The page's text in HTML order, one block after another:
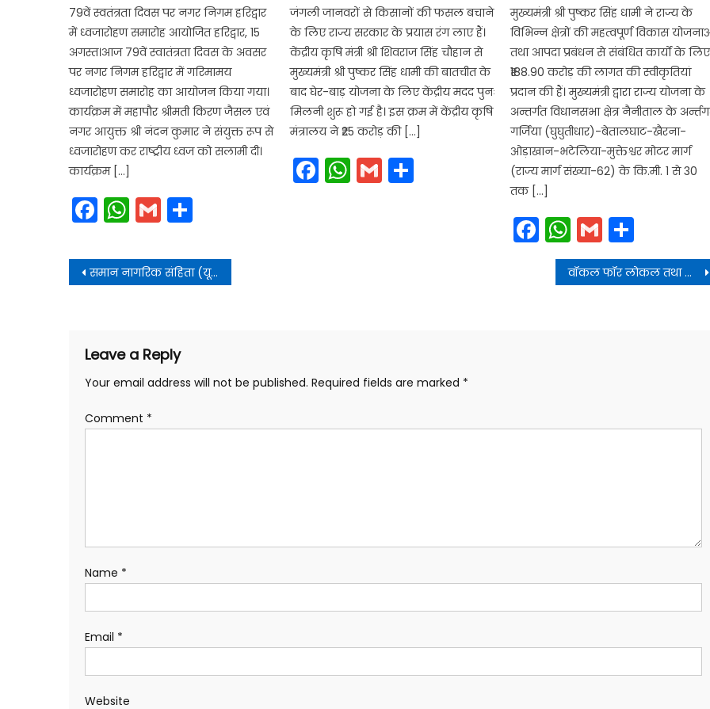
79वें स्वतंत्रता दिवस पर नगर निगम हरिद्वार
में ध्वजारोहण समारोह आयोजित हरिद्वार, 15
अगस्त।आज 79वें स्वातंत्रता दिवस के अवसर
पर नगर निगम हरिद्वार में गरिमामय
ध्वजारोहण समारोह का आयोजन किया गया।
कार्यक्रम में महापौर श्रीमती किरण जैसल एवं
नगर आयुक्त श्री नंदन कुमार ने संयुक्त रूप से
ध्वजारोहण कर राष्ट्रीय ध्वज को सलामी दी।
कार्यक्रम […]
Facebook
WhatsApp
Gmail
जंगली जानवरों से किसानों की फसल बचाने
के लिए राज्य सरकार के प्रयास रंग लाए हैं।
केंद्रीय कृषि मंत्री श्री शिवराज सिंह चौहान से
मुख्यमंत्री श्री पुष्कर सिंह धामी की बातचीत के
बाद घेर-बाड़ योजना के लिए केंद्रीय मदद पुनः
मिलनी शुरू हो गई है। इस क्रम में केंद्रीय कृषि
मंत्रालय ने ₹25 करोड़ की […]
Facebook
WhatsApp
GmailShare
मुख्यमंत्री श्री पुष्कर सिंह धामी ने राज्य के
विभिन्न क्षेत्रों की महत्वपूर्ण विकास
तथा आपदा प्रबंधन से संबंधित कार्यों के लिए
₹188.90 करोड़ की लागत की स्वीकृतियां
प्रदान की हैं। मुख्यमंत्री द्वारा राज्य योजना के
अन्तर्गत विधानसभा क्षेत्र नैनीताल के
गर्जिया (घुघुतीधार)-बेतालघाट-खैरना-
ओड़ाखान-भटेलिया-मुक्तेश्वर मोटर मार्ग
(राज्य मार्ग संख्या-62) के कि.मी. 1 से 30
तक […]
Facebook
WhatsApp
Gmail
Post
navigation
समान नागरिक संहिता (यू.सी.सी) लागू करने की तैयारियों के सबंध में सचिवाल में बैठक ली वॉकल फॉर लोकल तथा लोकल फॉर ग्लोबल की थीम पर हाउस ऑफ हिमालयाज
Leave a Reply
Your email address will not be published. Required fields are marked *
Comment *
Name *
Email *
Website